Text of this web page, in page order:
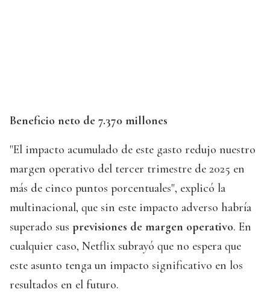
Beneficio neto de 7.370 millones
"El impacto acumulado de este gasto redujo nuestro
margen operativo del tercer trimestre de 2025 en
más de cinco puntos porcentuales", explicó la
multinacional, que sin este impacto adverso habría
superado sus previsiones de margen operativo. En
cualquier caso, Netflix subrayó que no espera que
este asunto tenga un impacto significativo en los
resultados en el futuro.